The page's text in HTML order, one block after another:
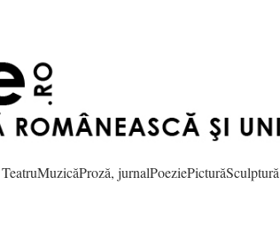
MuzicăProză, jurnalPoeziePicturăSculptură